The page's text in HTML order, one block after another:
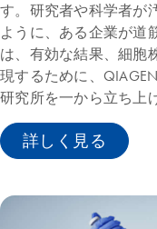
す。研究者や科学者が
ように、ある企業が道
は、有効な結果、細胞
現するために、
研究所を一から立ち上
詳しく見る